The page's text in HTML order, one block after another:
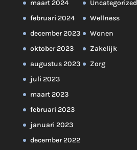
maart 2024
februari 2024
december 2023
oktober 2023
augustus 2023
juli 2023
maart 2023
februari 2023
januari 2023
december 2022
Uncategorized
Wellness
Wonen
Zakelijk
Zorg